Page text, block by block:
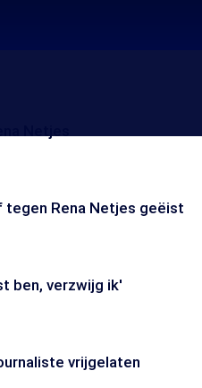
tegen Rena Netjes geëist
ben, verzwijg ik'
vrijgelaten